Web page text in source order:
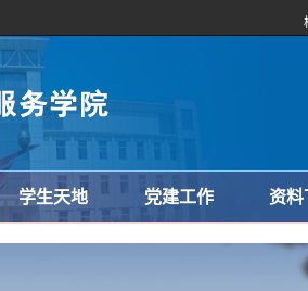
学生天地 党建工作 资料